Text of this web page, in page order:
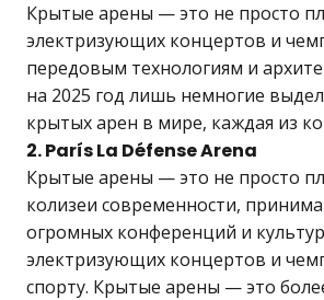
Крытые арены — это не просто
электризующих концертов и
передовым технологиям и
на 2025 год лишь немногие
крытых арен в мире, каждая из
2. París La Défense Arena
Крытые арены — это не просто
колизеи современности,
огромных конференций и
электризующих концертов и
спорту. Крытые арены — это